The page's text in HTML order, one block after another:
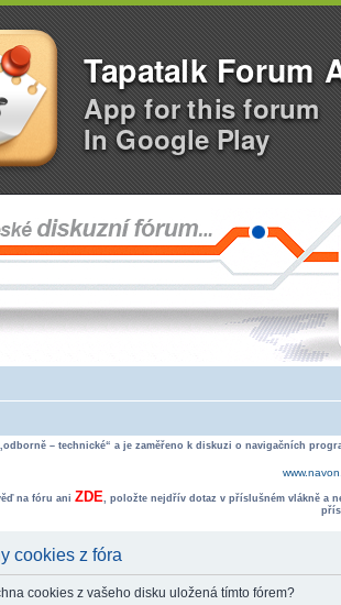
Tapatalk Forum
App for this forum
In Google Play
– technické“ a je zaměřeno k diskuzi o navigačních
na fóru ani ZDE, položte nejdřív dotaz v příslušném vlákně a
cookies z fóra
cookies z vašeho disku uložená tímto fórem?